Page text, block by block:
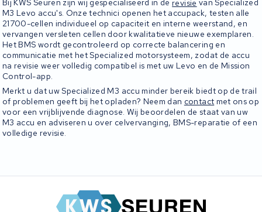
Bij KWS Seuren zijn wij gespecialiseerd in derevisie van Specialized
M3 Levo accu's. Onze technici openen het accupack, testen alle
21700-cellen individueel op capaciteit en interne weerstand, en
vervangen versleten cellen door kwalitatieve nieuwe exemplaren.
Het BMS wordt gecontroleerd op correcte balancering en
communicatie met het Specialized motorsysteem, zodat de accu
na revisie weer volledig compatibel is met uw Levo en de Mission
Control-app.
Merkt u dat uw Specialized M3 accu minder bereik biedt op de trail
of problemen geeft bij het opladen? Neem dan contact met ons op
voor een vrijblijvende diagnose. Wij beoordelen de staat van uw
M3 accu en adviseren u over celvervanging, BMS-reparatie of een
volledige revisie.